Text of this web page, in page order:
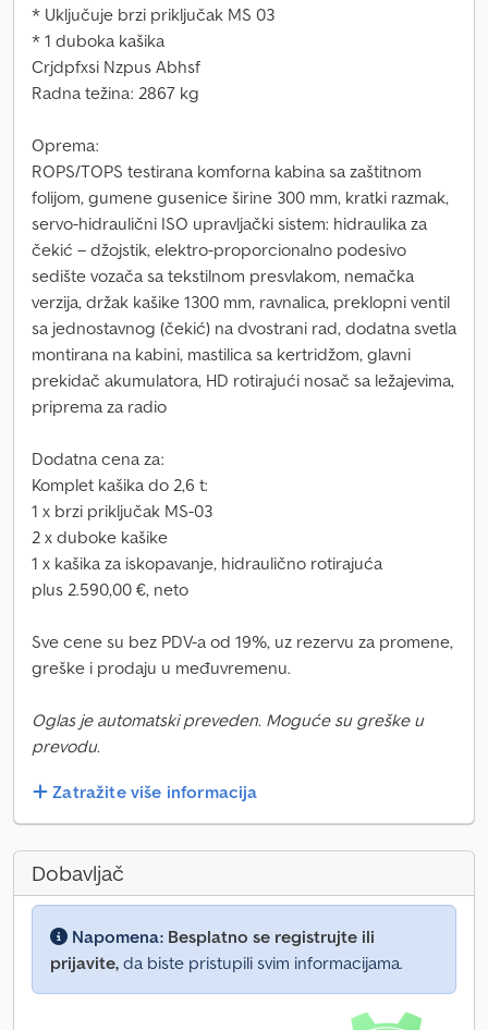
* Uključuje brzi priključak MS 03
* 1 duboka kašika
Crjdpfxsi Nzpus Abhsf
Radna težina: 2867 kg
Oprema:
ROPS/TOPS testirana komforna kabina sa zaštitnom
folijom, gumene gusenice širine 300 mm, kratki razmak,
servo-hidraulični ISO upravljački sistem: hidraulika za
čekić – džojstik, elektro-proporcionalno podesivo
sedište vozača sa tekstilnom presvlakom, nemačka
verzija, držak kašike 1300 mm, ravnalica, preklopni ventil
sa jednostavnog (čekić) na dvostrani rad, dodatna svetla
montirana na kabini, mastilica sa kertridžom, glavni
prekidač akumulatora, HD rotirajući nosač sa ležajevima,
priprema za radio
Dodatna cena za:
Komplet kašika do 2,6 t:
1 x brzi priključak MS-03
2 x duboke kašike
1 x kašika za iskopavanje, hidraulično rotirajuća
plus 2.590,00 €, neto
Sve cene su bez PDV-a od 19%, uz rezervu za promene,
greške i prodaju u međuvremenu.
Oglas je automatski preveden. Moguće su greške u
prevodu.
Zatražite više informacija
Dobavljač
Napomena: Besplatno se registrujte ili
prijavite, da biste pristupili svim informacijama.